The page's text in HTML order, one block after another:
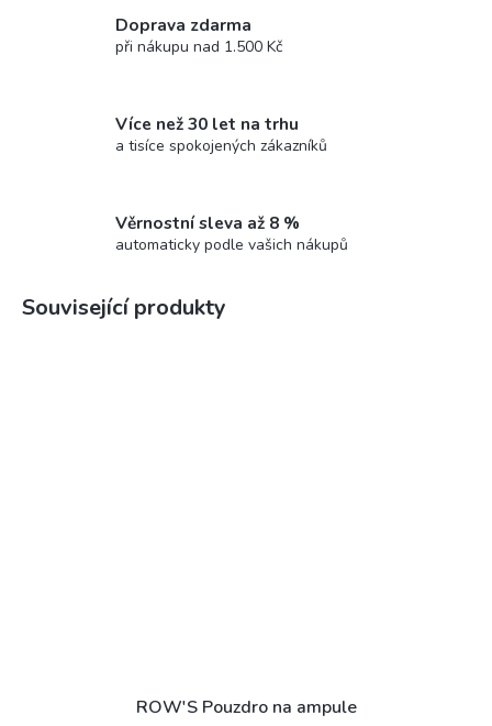
Doprava zdarma
při nákupu nad 1.500 Kč
Více než 30 let na trhu
a tisíce spokojených zákazníků
Věrnostní sleva až 8 %
automaticky podle vašich nákupů
Související produkty
ROW'S Pouzdro na ampule